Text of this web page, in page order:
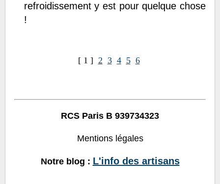
refroidissement y est pour quelque chose
!
[ 1 ] 2 3 4 5 6
RCS Paris B 939734323
Mentions légales
Notre blog : L'info des artisans